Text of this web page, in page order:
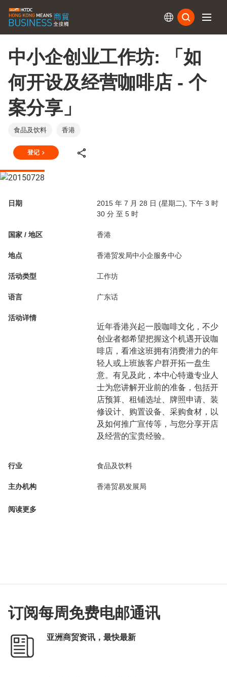
中小企创业工作坊: 「如
何开设及经营咖啡店 - 个
案分享」
食品及饮料 香港
登记
日期
2015 年 7 月 28 日 (星期二), 下午 3 时
30 分 至 5 时
国家 / 地区 香港
地点 香港贸发局中小企服务中心
活动类型 工作坊
语言 广东话
活动详情
近年香港兴起一股咖啡文化，不少
创业者都希望把握这个机遇开设咖
啡店，看准这班拥有消费潜力的年
轻人或上班族客户群开拓一盘生
意。有见及此，本中心特邀专业人
士为您讲解开业前的准备，包括开
店预算、租铺选址、牌照申请、装
修设计、购置设备、采购食材，以
及如何推广宣传等，与您分享开店
及经营的宝贵经验。
行业 食品及饮料
主办机构 香港贸易发展局
阅读更多
订阅每周免费电邮通讯
亚洲商贸资讯，最快最新